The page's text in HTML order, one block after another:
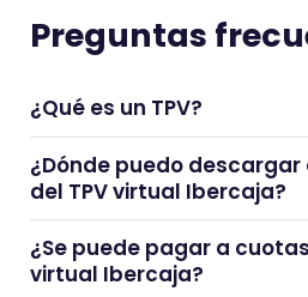
n
a
u
t
u
a
c
Preguntas
¿Qué es un TPV?
¿Dónde puedo
del TPV virtual Ibercaja?
¿Se puede pagar a
virtual Ibercaja?